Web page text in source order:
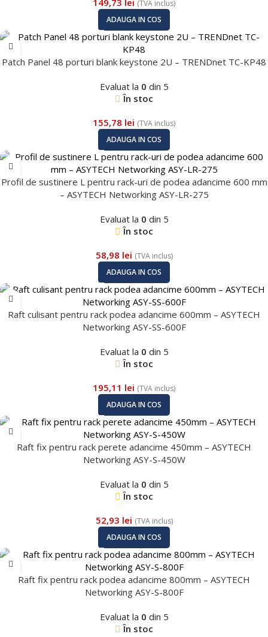
(TVA inclus)
ADAUGA IN COS
Patch Panel 48 porturi blank keystone 2U – TRENDnet TC-KP48
Evaluat la 0 din 5
În stoc
155,78 lei (TVA inclus)
ADAUGA IN COS
Profil de sustinere L pentru rack-uri de podea adancime 600 mm
– ASYTECH Networking ASY-LR-275
Evaluat la 0 din 5
În stoc
58,98 lei (TVA inclus)
ADAUGA IN COS
Raft culisant pentru rack podea adancime 600mm – ASYTECH
Networking ASY-SS-600F
Evaluat la 0 din 5
În stoc
195,11 lei (TVA inclus)
ADAUGA IN COS
Raft fix pentru rack perete adancime 450mm – ASYTECH
Networking ASY-S-450W
Evaluat la 0 din 5
În stoc
52,93 lei (TVA inclus)
ADAUGA IN COS
Raft fix pentru rack podea adancime 800mm – ASYTECH
Networking ASY-S-800F
Evaluat la 0 din 5
În stoc